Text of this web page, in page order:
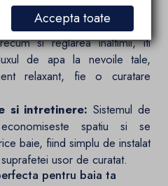
personalizata pentru
rapid intre dusul tip ploaie
si reglarea inaltimii, iti
de apa la nevoile tale,
relaxant, fie o curatare
si intretinere: Sistemul de
spatiu si se
baie, fiind simplu de instalat
usor de curatat.
pentru baia ta
Accepta toate